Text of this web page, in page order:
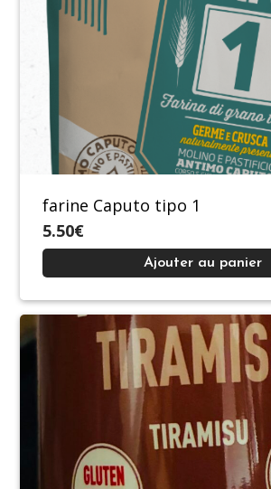
farine Caputo tipo 1
5.50€
Ajouter au panier